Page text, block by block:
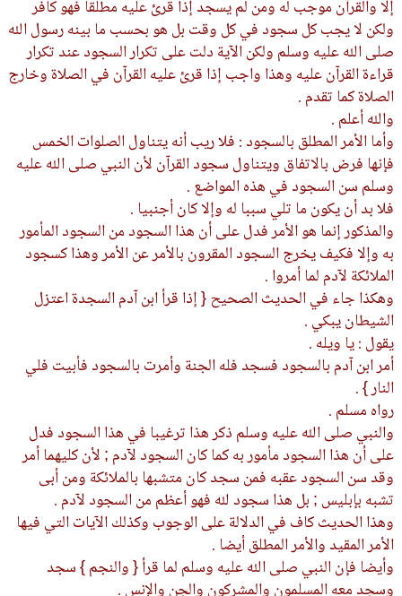
إلا والقرآن موجب له ومن لم يسجد إذا قرئ عليه مطلقا فهو كافر
ولكن لا يجب كل سجود في كل وقت بل هو بحسب ما بينه رسول الله
صلى الله عليه وسلم ولكن الآية دلت على تكرار السجود عند تكرار
قراءة القرآن عليه وهذا واجب إذا قرئ عليه القرآن في الصلاة وخارج
الصلاة كما تقدم .
والله أعلم .
وأما الأمر المطلق بالسجود : فلا ريب أنه يتناول الصلوات الخمس
فإنها فرض بالاتفاق ويتناول سجود القرآن لأن النبي صلى الله عليه
وسلم سن السجود في هذه المواضع .
فلا بد أن يكون ما تلي سببا له وإلا كان أجنبيا .
والمذكور إنما هو الأمر فدل على أن هذا السجود من السجود المأمور
به وإلا فكيف يخرج السجود المقرون بالأمر عن الأمر وهذا كسجود
الملائكة لآدم لما أمروا .
وهكذا جاء في الحديث الصحيح { إذا قرأ ابن آدم السجدة اعتزل
الشيطان يبكي .
يقول : يا ويله .
أمر ابن آدم بالسجود فسجد فله الجنة وأمرت بالسجود فأبيت فلي
النار } .
رواه مسلم .
والنبي صلى الله عليه وسلم ذكر هذا ترغيبا في هذا السجود فدل
على أن هذا السجود مأمور به كما كان السجود لآدم ; لأن كليهما أمر
وقد سن السجود عقبه فمن سجد كان متشبها بالملائكة ومن أبى
تشبه بإبليس ; بل هذا سجود لله فهو أعظم من السجود لآدم .
وهذا الحديث كاف في الدلالة على الوجوب وكذلك الآيات التي فيها
الأمر المقيد والأمر المطلق أيضا .
وأيضا فإن النبي صلى الله عليه وسلم لما قرأ { والنجم } سجد
وسجد معه المسلمون والمشركون والجن والإنس .